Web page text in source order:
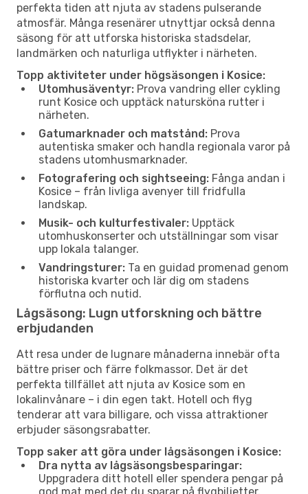
perfekta tiden att njuta av stadens pulserande
atmosfär. Många resenärer utnyttjar också denna
säsong för att utforska historiska stadsdelar,
landmärken och naturliga utflykter i närheten.
Topp aktiviteter under högsäsongen i Kosice:
Utomhusäventyr: Prova vandring eller cykling
runt Kosice och upptäck natursköna rutter i
närheten.
Gatumarknader och matstånd: Prova
autentiska smaker och handla regionala varor på
stadens utomhusmarknader.
Fotografering och sightseeing: Fånga andan i
Kosice – från livliga avenyer till fridfulla
landskap.
Musik- och kulturfestivaler: Upptäck
utomhuskonserter och utställningar som visar
upp lokala talanger.
Vandringsturer: Ta en guidad promenad genom
historiska kvarter och lär dig om stadens
förflutna och nutid.
Lågsäsong: Lugn utforskning och bättre
erbjudanden
Att resa under de lugnare månaderna innebär ofta
bättre priser och färre folkmassor. Det är det
perfekta tillfället att njuta av Kosice som en
lokalinvånare – i din egen takt. Hotell och flyg
tenderar att vara billigare, och vissa attraktioner
erbjuder säsongsrabatter.
Topp saker att göra under lågsäsongen i Kosice:
Dra nytta av lågsäsongsbesparingar:
Uppgradera ditt hotell eller spendera pengar på